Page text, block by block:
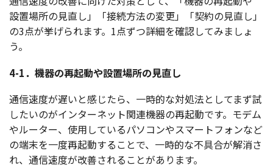
設置場所の見直し」「接続方法の変更」「契約の見直し」
の3点が挙げられます。1点ずつ詳細を確認してみましょ
う。
4-1．機器の再起動や設置場所の見直し
通信速度が遅いと感じたら、 一時的な対処法としてまず試
したいのがインターネット関連機器の再起動です。 モデム
やルーター、 使用しているパソコンやスマートフォンなど
の端末を一度再起動することで、 一時的な不具合が解消さ
れ、 通信速度が改善されることがあります。